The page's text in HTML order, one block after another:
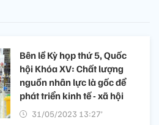
Bên lề Kỳ họp thứ 5, Quốc
hội Khóa XV: Chất lượng
nguồn nhân lực là gốc để
phát triển kinh tế - xã hội
31/05/2023 13:27’